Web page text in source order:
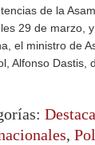
de la
29 de marzo,
el ministro de
Alfonso Dastis,
,